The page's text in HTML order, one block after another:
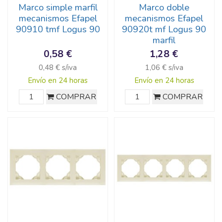
Marco simple marfil
mecanismos Efapel
90910 tmf Logus 90
0,58 €
0,48 € s/iva
Envío en 24 horas
COMPRAR
Marco doble
mecanismos Efapel
90920t mf Logus 90
marfil
1,28 €
1,06 € s/iva
Envío en 24 horas
COMPRAR